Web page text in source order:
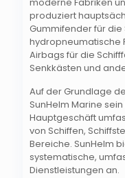
produziert
Gummifender für die
hydropneumatische
Airbags für die
Senkkästen und
Auf der Grundlage
SunHelm Marine
Hauptgeschäft
von Schiffen,
Bereiche. SunHelm
systematische,
Dienstleistungen an.